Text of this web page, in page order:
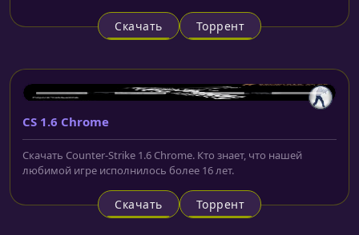
Скачать Торрент
CS 1.6 Chrome
Скачать Counter-Strike 1.6 Chrome. Кто знает, что нашей
любимой игре исполнилось более 16 лет.
Скачать Торрент